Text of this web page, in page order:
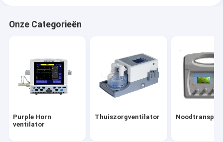
Draagbare Geduldige Monitor
EEG-bewakingsapparaat
Medische Ventilatordelen
Onze Categorieën
Purple Horn
ventilator
Thuiszorgventilator